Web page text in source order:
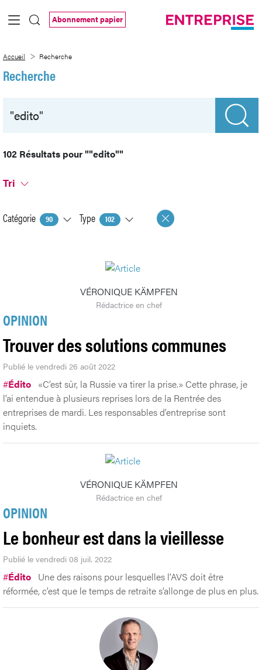
Saut au contenu principal
Abonnement papier
Accueil Recherche
Recherche
102 Résultats pour""edito""
Tri
Catégorie 90 Type 102
VÉRONIQUE KÄMPFEN
Rédactrice en chef
OPINION
Trouver des solutions communes
Publié le vendredi 26 août 2022
#Édito «C’est sûr, la Russie va tirer la prise.» Cette phrase, je
l’ai entendue à plusieurs reprises lors de la Rentrée des
entreprises de mardi. Les responsables d’entreprise sont
inquiets.
VÉRONIQUE KÄMPFEN
Rédactrice en chef
OPINION
Le bonheur est dans la vieillesse
Publié le vendredi 08 juil. 2022
#Édito Une des raisons pour lesquelles l’AVS doit être
réformée, c’est que le temps de retraite s’allonge de plus en plus.